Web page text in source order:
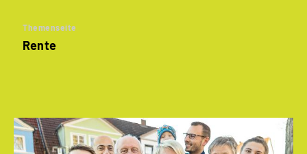
Themenseite
Rente